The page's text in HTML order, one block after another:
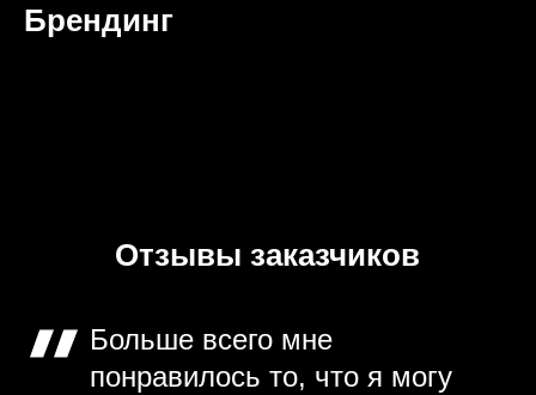
Брендинг
Отзывы заказчиков
Больше всего мне
понравилось то, что я могу